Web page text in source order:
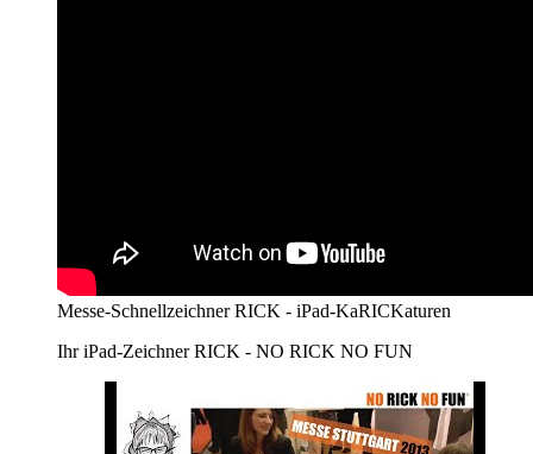
Messe-Schnellzeichner RICK - iPad-KaRICKaturen
Ihr iPad-Zeichner RICK - NO RICK NO FUN